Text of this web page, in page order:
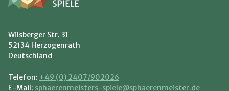
Wilsberger Str. 31
52134 Herzogenrath
Deutschland
Telefon: +49 (0) 2407/902026
E-Mail: sphaerenmeisters-spiele@sphaerenmeister.de